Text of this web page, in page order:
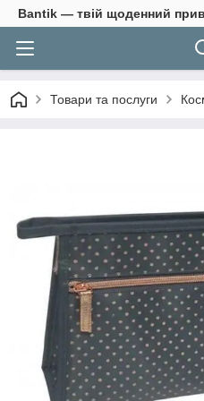
Bantik — твій щоденний
Товари та послуги